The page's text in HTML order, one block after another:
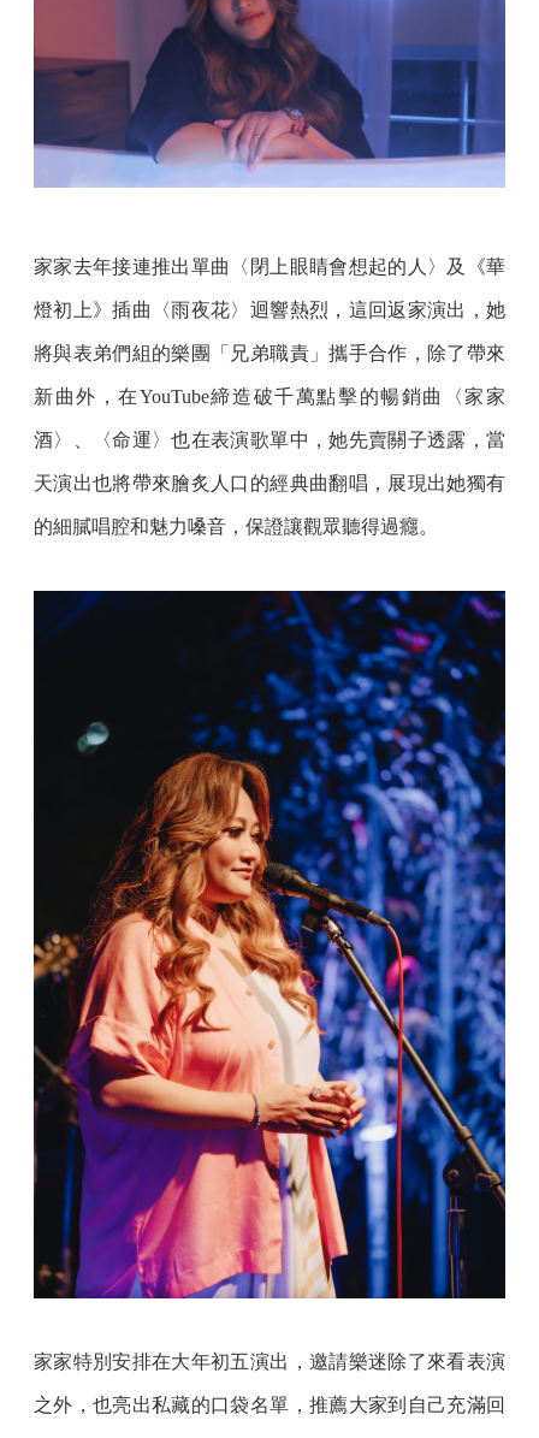
家家去年接連推出單曲〈閉上眼睛會想起的人〉及《華
燈初上》插曲〈雨夜花〉迴響熱烈，這回返家演出，她
將與表弟們組的樂團「兄弟職責」攜手合作，除了帶來
新曲外，在YouTube締造破千萬點擊的暢銷曲〈家家
酒〉、〈命運〉也在表演歌單中，她先賣關子透露，當
天演出也將帶來膾炙人口的經典曲翻唱，展現出她獨有
的細膩唱腔和魅力嗓音，保證讓觀眾聽得過癮。
家家特別安排在大年初五演出，邀請樂迷除了來看表演
之外，也亮出私藏的口袋名單，推薦大家到自己充滿回